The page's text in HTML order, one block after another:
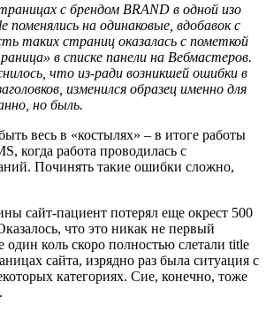
с брендом BRAND в одной изо
поменялись на одинаковые, вдобавок с
таких страниц оказалась с пометкой
в списке панели на Вебмастеров.
что из-ради возникшей ошибки в
изменился образец именно для
но быль.
весь в «костылях» – в итоге работы
когда работа проводилась с
Починять такие ошибки сложно,
сайт-пациент потерял еще окрест 500
что это никак не первый
один коль скоро полностью слетали title
сайта, изрядно раз была ситуация с
категориях. Сие, конечно, тоже